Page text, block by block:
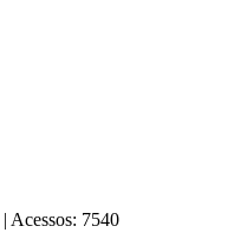
| Acessos: 7540